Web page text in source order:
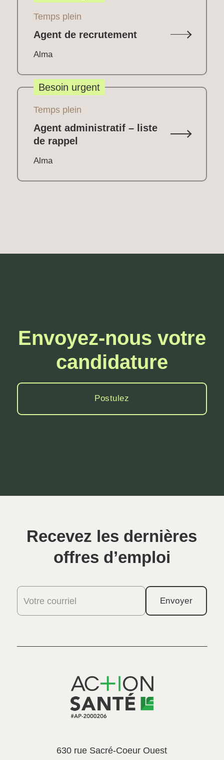
Temps plein
Agent de recrutement
Alma
Besoin urgent
Temps plein
Agent administratif – liste
de rappel
Alma
Envoyez-nous votre
candidature
Postulez
Recevez les dernières
offres d’emploi
Votre courriel Envoyer
630 rue Sacré-Coeur Ouest